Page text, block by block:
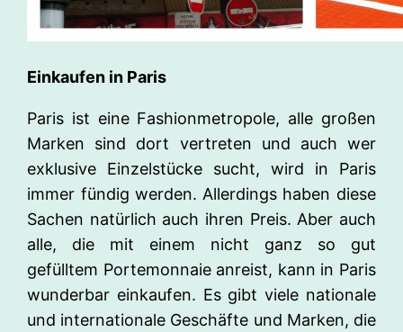
Einkaufen in Paris
Paris ist eine Fashionmetropole, alle großen
Marken sind dort vertreten und auch wer
exklusive Einzelstücke sucht, wird in Paris
immer fündig werden. Allerdings haben diese
Sachen natürlich auch ihren Preis. Aber auch
alle, die mit einem nicht ganz so gut
gefülltem Portemonnaie anreist, kann in Paris
wunderbar einkaufen. Es gibt viele nationale
und internationale Geschäfte und Marken, die